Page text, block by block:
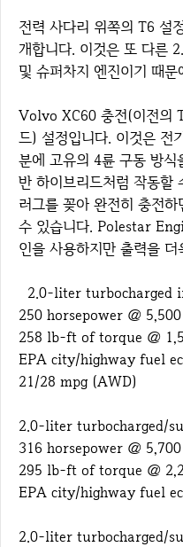
전력 사다리 위쪽의 T6 설
개합니다. 이것은 또 다른
및 슈퍼차지 엔진이기 때
Volvo XC60 충전(이전의
드) 설정입니다. 이것은 전
분에 고유의 4륜 구동 방식
반 하이브리드처럼 작동할
러그를 꽂아 완전히 충전
수 있습니다. Polestar
인을 사용하지만 출력을 더
2.0-liter turbocharged
250 horsepower @
258 lb-ft of torque @
EPA city/highway fuel
21/28 mpg (AWD)
2.0-liter turbocharged/
316 horsepower @
295 lb-ft of torque @
EPA city/highway fuel
2.0-liter turbocharged/